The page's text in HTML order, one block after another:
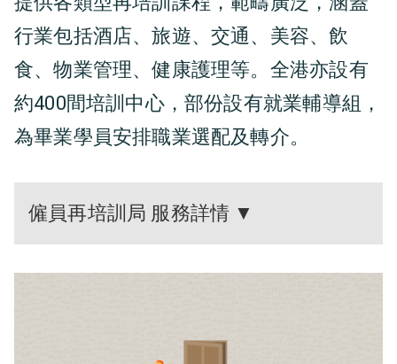
行業包括酒店、旅遊、交通、美容、飲
食、物業管理、健康護理等。全港亦設有
約400間培訓中心，部份設有就業輔導組，
為畢業學員安排職業選配及轉介。
僱員再培訓局 服務詳情 ▼